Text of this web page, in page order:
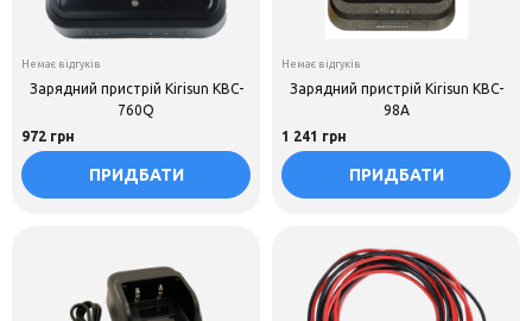
Зарядний пристрій Kirisun KBC-
760Q
Немає відгуків
972 грн
ПРИДБАТИ
Зарядний пристрій Kirisun KBC-
98A
Немає відгуків
1 241 грн
ПРИДБАТИ